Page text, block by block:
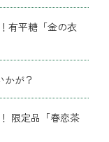
有平糖「金の衣
が？
限定品「春恋茶